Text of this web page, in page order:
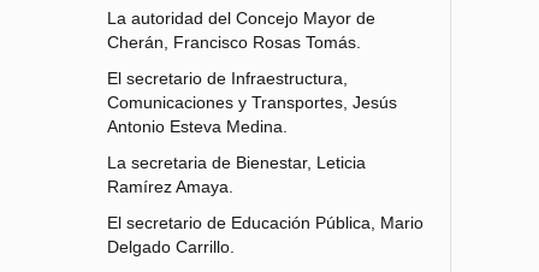
La autoridad del Concejo Mayor de
Cherán, Francisco Rosas Tomás.
El secretario de Infraestructura,
Comunicaciones y Transportes, Jesús
Antonio Esteva Medina.
La secretaria de Bienestar, Leticia
Ramírez Amaya.
El secretario de Educación Pública, Mario
Delgado Carrillo.